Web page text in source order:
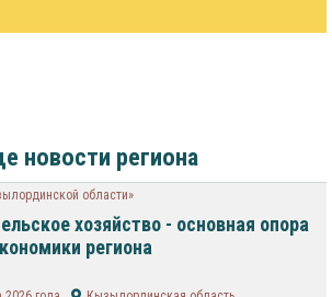
новости региона
области»
хозяйство - основная опора
региона